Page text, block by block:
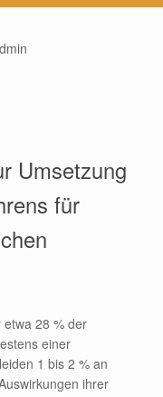
Umsetzung
für
28 % der
einer
1 bis 2 % an
ihrer